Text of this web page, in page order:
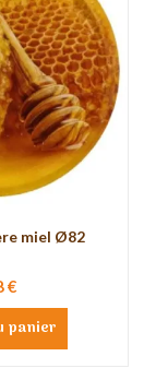
miel Ø82
€
panier